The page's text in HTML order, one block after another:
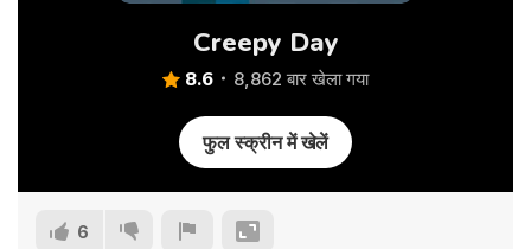
Creepy Day
8.6 8,862 बार खेला गया
फुल स्क्रीन में खेलें
6